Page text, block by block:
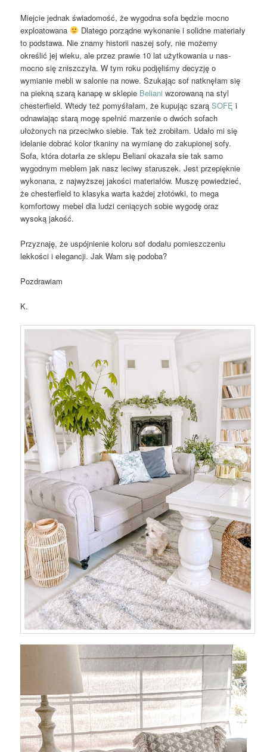
Miejcie jednak świadomość, że wygodna sofa będzie mocno
exploatowana
Dlatego porządne wykonanie i solidne materiały
to podstawa. Nie znamy historii naszej sofy, nie możemy
określić jej wieku, ale przez prawie 10 lat użytkowania u nas-
mocno się zniszczyła. W tym roku podjęliśmy decyzję o
wymianie mebli w salonie na nowe. Szukając sof natknęłam się
na piekną szarą kanapę w sklepie Beliani wzorowaną na styl
chesterfield. Wtedy też pomyśłałam, że kupując szarąSOFĘ i
odnawiając starą mogę spełnić marzenie o dwóch sofach
ułożonych na przeciwko siebie. Tak też zrobiłam. Udało mi się
idelanie dobrać kolor tkaniny na wymianę do zakupionej sofy.
Sofa, która dotarła ze sklepu Beliani okazała sie tak samo
wygodnym meblem jak nasz leciwy staruszek. Jest przepięknie
wykonana, z najwyższej jakości materiałów. Muszę powiedzieć,
że chesterfield to klasyka warta każdej złotówki, to mega
komfortowy mebel dla ludzi ceniących sobie wygodę oraz
wysoką jakość.
Przyznaję, że uspójnienie koloru sof dodału pomieszczeniu
lekkości i elegancji. Jak Wam się podoba?
Pozdrawiam
K.